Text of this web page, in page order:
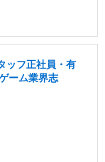
ッフ正社員・有
ーム業界志